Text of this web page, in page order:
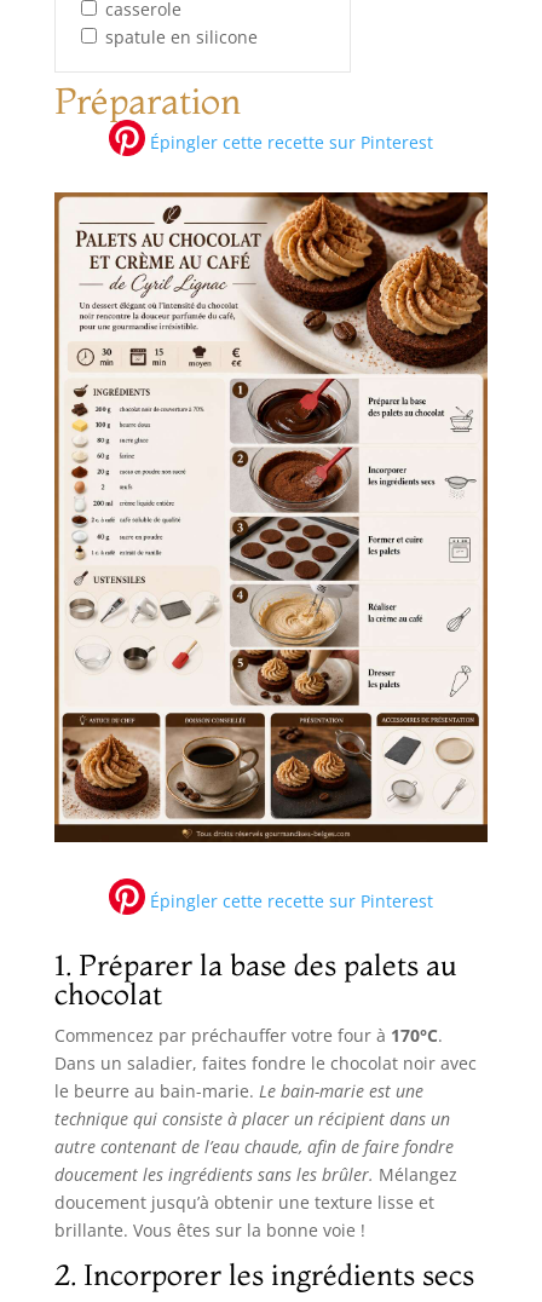
casserole
spatule en silicone
Préparation
Épingler cette recette sur Pinterest
Épingler cette recette sur Pinterest
1. Préparer la base des palets au
chocolat
Commencez par préchauffer votre four à 170°C.
Dans un saladier, faites fondre le chocolat noir avec
le beurre au bain-marie. Le bain-marie est une
technique qui consiste à placer un récipient dans un
autre contenant de l’eau chaude, afin de faire fondre
doucement les ingrédients sans les brûler. Mélangez
doucement jusqu’à obtenir une texture lisse et
brillante. Vous êtes sur la bonne voie !
2. Incorporer les ingrédients secs